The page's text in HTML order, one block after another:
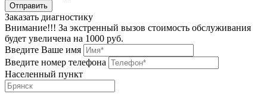
Заказать диагностику
Внимание!!! За экстренный вызов стоимость обслуживания
будет увеличена на 1000 руб.
Введите Ваше имя
Введите номер телефона
Населенный пункт